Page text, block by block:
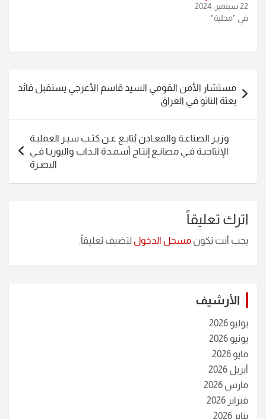
22 سبتمبر، 2024
في "محلية"
المقالات
مستشار الأمن القومي السيد قاسم الأعرجي يستقبل قائد
بعثة الناتو في العراق
وزيـر الصناعـة والمعـادن يُتابـع عـن كثـب سيـر العمليـة
الإنتاجيـة فـي مصانـع إنتـاج أسمـدة الـداب واليوريـا فـي
البصـرة
اترك تعليقاً
يجب أنت تكون مسجل الدخول لتضيف تعليقاً.
الأرشيف
يوليو 2026
يونيو 2026
مايو 2026
أبريل 2026
مارس 2026
فبراير 2026
يناير 2026